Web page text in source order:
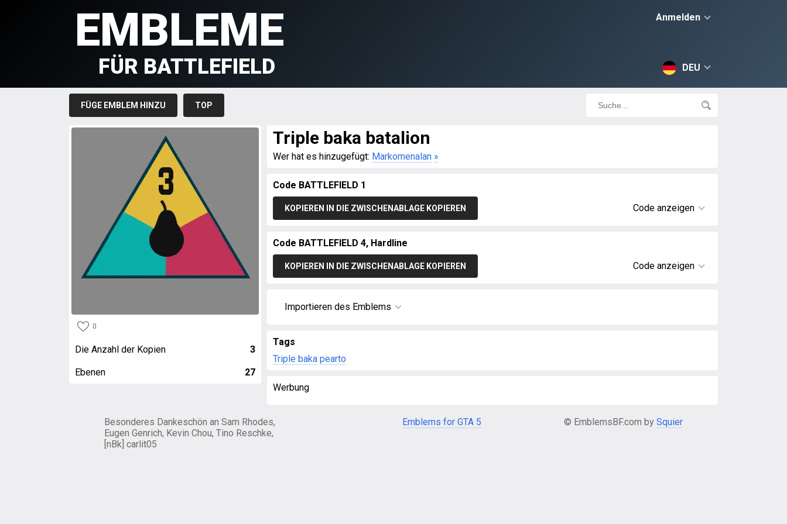
Anmelden
DEU
EMBLEME
FÜR BATTLEFIELD
FÜGE EMBLEM HINZU TOP
0
Die Anzahl der Kopien 3
Ebenen 27
Triple baka batalion
Wer hat es hinzugefügt: Markomenalan »
Code BATTLEFIELD 1
KOPIEREN IN DIE ZWISCHENABLAGE KOPIEREN Code anzeigen
Code BATTLEFIELD 4, Hardline
KOPIEREN IN DIE ZWISCHENABLAGE KOPIEREN Code anzeigen
Importieren des Emblems
Tags
Triple baka pearto
Werbung
Besonderes Dankeschön an Sam Rhodes,
Eugen Genrich, Kevin Chou, Tino Reschke,
[nBk] carlit05
Emblems for GTA 5 © EmblemsBF.com by Squier